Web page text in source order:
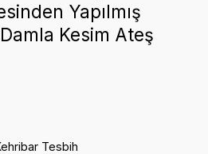
Yapılmış
Kesim Ateş
Tesbih